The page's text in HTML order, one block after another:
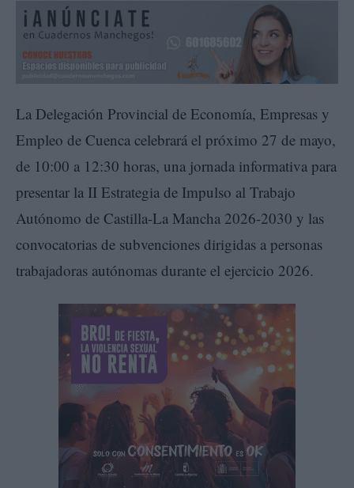
La Delegación Provincial de Economía, Empresas y
Empleo de Cuenca celebrará el próximo 27 de mayo,
de 10:00 a 12:30 horas, una jornada informativa para
presentar la II Estrategia de Impulso al Trabajo
Autónomo de Castilla-La Mancha 2026-2030 y las
convocatorias de subvenciones dirigidas a personas
trabajadoras autónomas durante el ejercicio 2026.